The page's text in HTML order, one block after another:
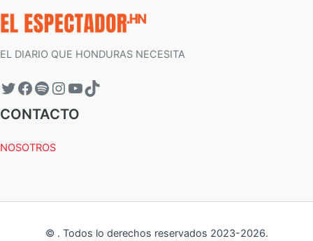
EL DIARIO QUE HONDURAS NECESITA
CONTACTO
NOSOTROS
© . Todos lo derechos reservados 2023-2026.